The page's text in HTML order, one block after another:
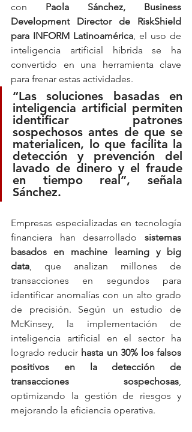
con Paola Sánchez, Business
Development Director de RiskShield
para INFORM Latinoamérica, el uso de
inteligencia artificial híbrida se ha
convertido en una herramienta clave
para frenar estas actividades.
“Las soluciones basadas en
inteligencia artificial permiten
identificar patrones
sospechosos antes de que se
materialicen, lo que facilita la
detección y prevención del
lavado de dinero y el fraude
en tiempo real”, señala
Sánchez.
Empresas especializadas en tecnología
financiera han desarrollado sistemas
basados en machine learning y big
data, que analizan millones de
transacciones en segundos para
identificar anomalías con un alto grado
de precisión. Según un estudio de
McKinsey, la implementación de
inteligencia artificial en el sector ha
logrado reducir hasta un 30% los falsos
positivos en la detección de
transacciones sospechosas,
optimizando la gestión de riesgos y
mejorando la eficiencia operativa.